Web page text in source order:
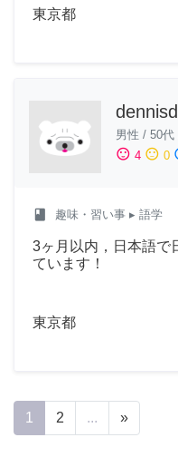
東京都
男性 / 50代
sentiment_satisfied 4 sentiment_neutral 0
class 趣味・習い事 ▸ 語学
3ヶ月以内，日本語で
ています！
東京都
1 2 ... »